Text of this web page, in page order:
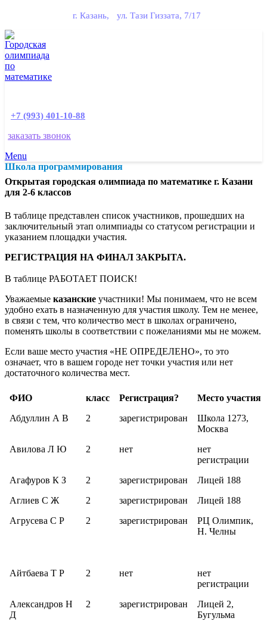
г. Казань, ул. Тази Гиззата, 7/17
+7 (993) 401-10-88
заказать звонок
Menu
Школа программирования
Открытая городская олимпиада по математике г. Казани
для 2-6 классов
В таблице представлен список участников, прошедших на
заключительный этап олимпиады со статусом регистрации и
указанием площадки участия.
РЕГИСТРАЦИЯ НА ФИНАЛ ЗАКРЫТА.
В таблице РАБОТАЕТ ПОИСК!
Уважаемые казанские участники! Мы понимаем, что не всем
удобно ехать в назначенную для участия школу. Тем не менее,
в связи с тем, что количество мест в школах ограничено,
поменять школы в соответствии с пожеланиями мы не можем.
Если ваше место участия «НЕ ОПРЕДЕЛЕНО», то это
означает, что в вашем городе нет точки участия или нет
достаточного количества мест.
ФИО класс Регистрация?
Место участия
Абдуллин А В
2 зарегистрирован
Школа 1273,
Москва
Авилова Л Ю
2 нет
нет
регистрации
Агафуров К З
2 зарегистрирован
Лицей 188
Аглиев С Ж
2 зарегистрирован
Лицей 188
Агрусева С Р
2 зарегистрирован
РЦ Олимпик,
Н. Челны
Айтбаева Т Р 2 нет
нет
регистрации
Александров Н
Д
2 зарегистрирован
Лицей 2,
Бугульма